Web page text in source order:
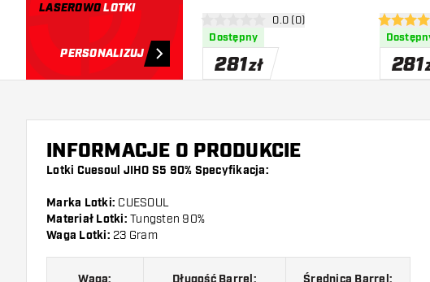
LASEROWOLOTKI
PERSONALIZUJ
otwórz panel recenzji
0 gwiazdki oceny0.0 (0)
Dostępny
281zł
5
281
INFORMACJE O PRODUKCIE
Lotki Cuesoul JIHO S5 90% Specyfikacja:
Marka Lotki: CUESOUL
Materiał Lotki: Tungsten 90%
Waga Lotki: 23 Gram